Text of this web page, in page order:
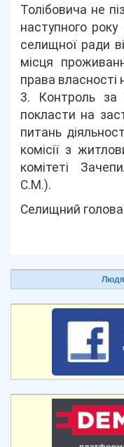
Толібовича не
наступного
селищної ради
місця
права власності
3. Контроль за
покласти на
питань
комісії з
комітеті
С.М.).
Селищний